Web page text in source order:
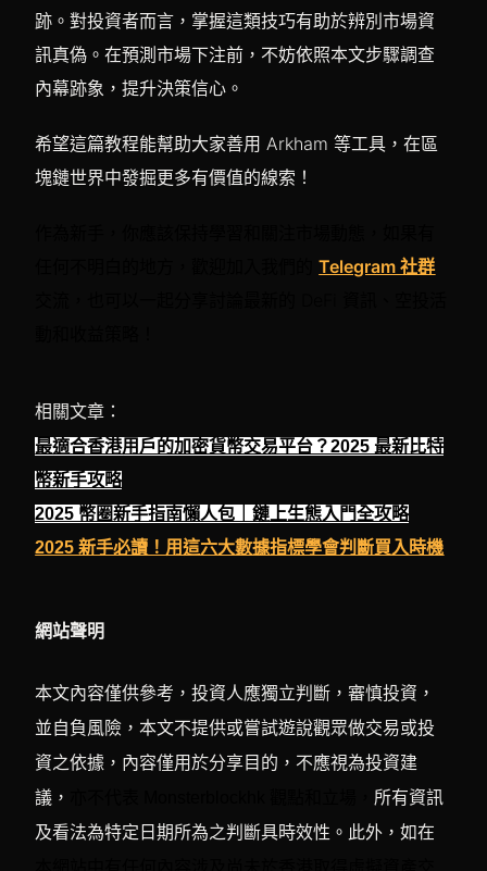
跡。對投資者而言，掌握這類技巧有助於辨別市場資
訊真偽。在預測市場下注前，不妨依照本文步驟調查
內幕跡象，提升決策信心。
希望這篇教程能幫助大家善用 Arkham 等工具，在區
塊鏈世界中發掘更多有價值的線索！
任何不明白的地方，歡迎加入我們的Telegram 社群
相關文章：
最適合香港用戶的加密貨幣交易平台？2025 最新比特
幣新手攻略
2025 幣圈新手指南懶人包｜鏈上生態入門全攻略
2025 新手必讀！用這六大數據指標學會判斷買入時機
網站聲明
本文內容僅供參考，投資人應獨立判斷，審慎投資，
並自負風險，本文不提供或嘗試遊說觀眾做交易或投
資之依據，內容僅用於分享目的，不應視為投資建
議，
所有資訊
及看法為特定日期所為之判斷具時效性。此外，如在